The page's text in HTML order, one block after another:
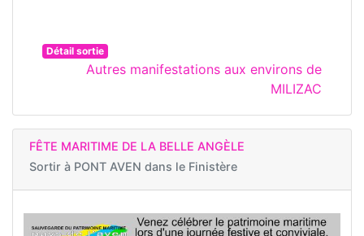
Détail sortie
Autres manifestations aux environs de
MILIZAC
FÊTE MARITIME DE LA BELLE ANGÈLE
Sortir à PONT AVEN dans le Finistère